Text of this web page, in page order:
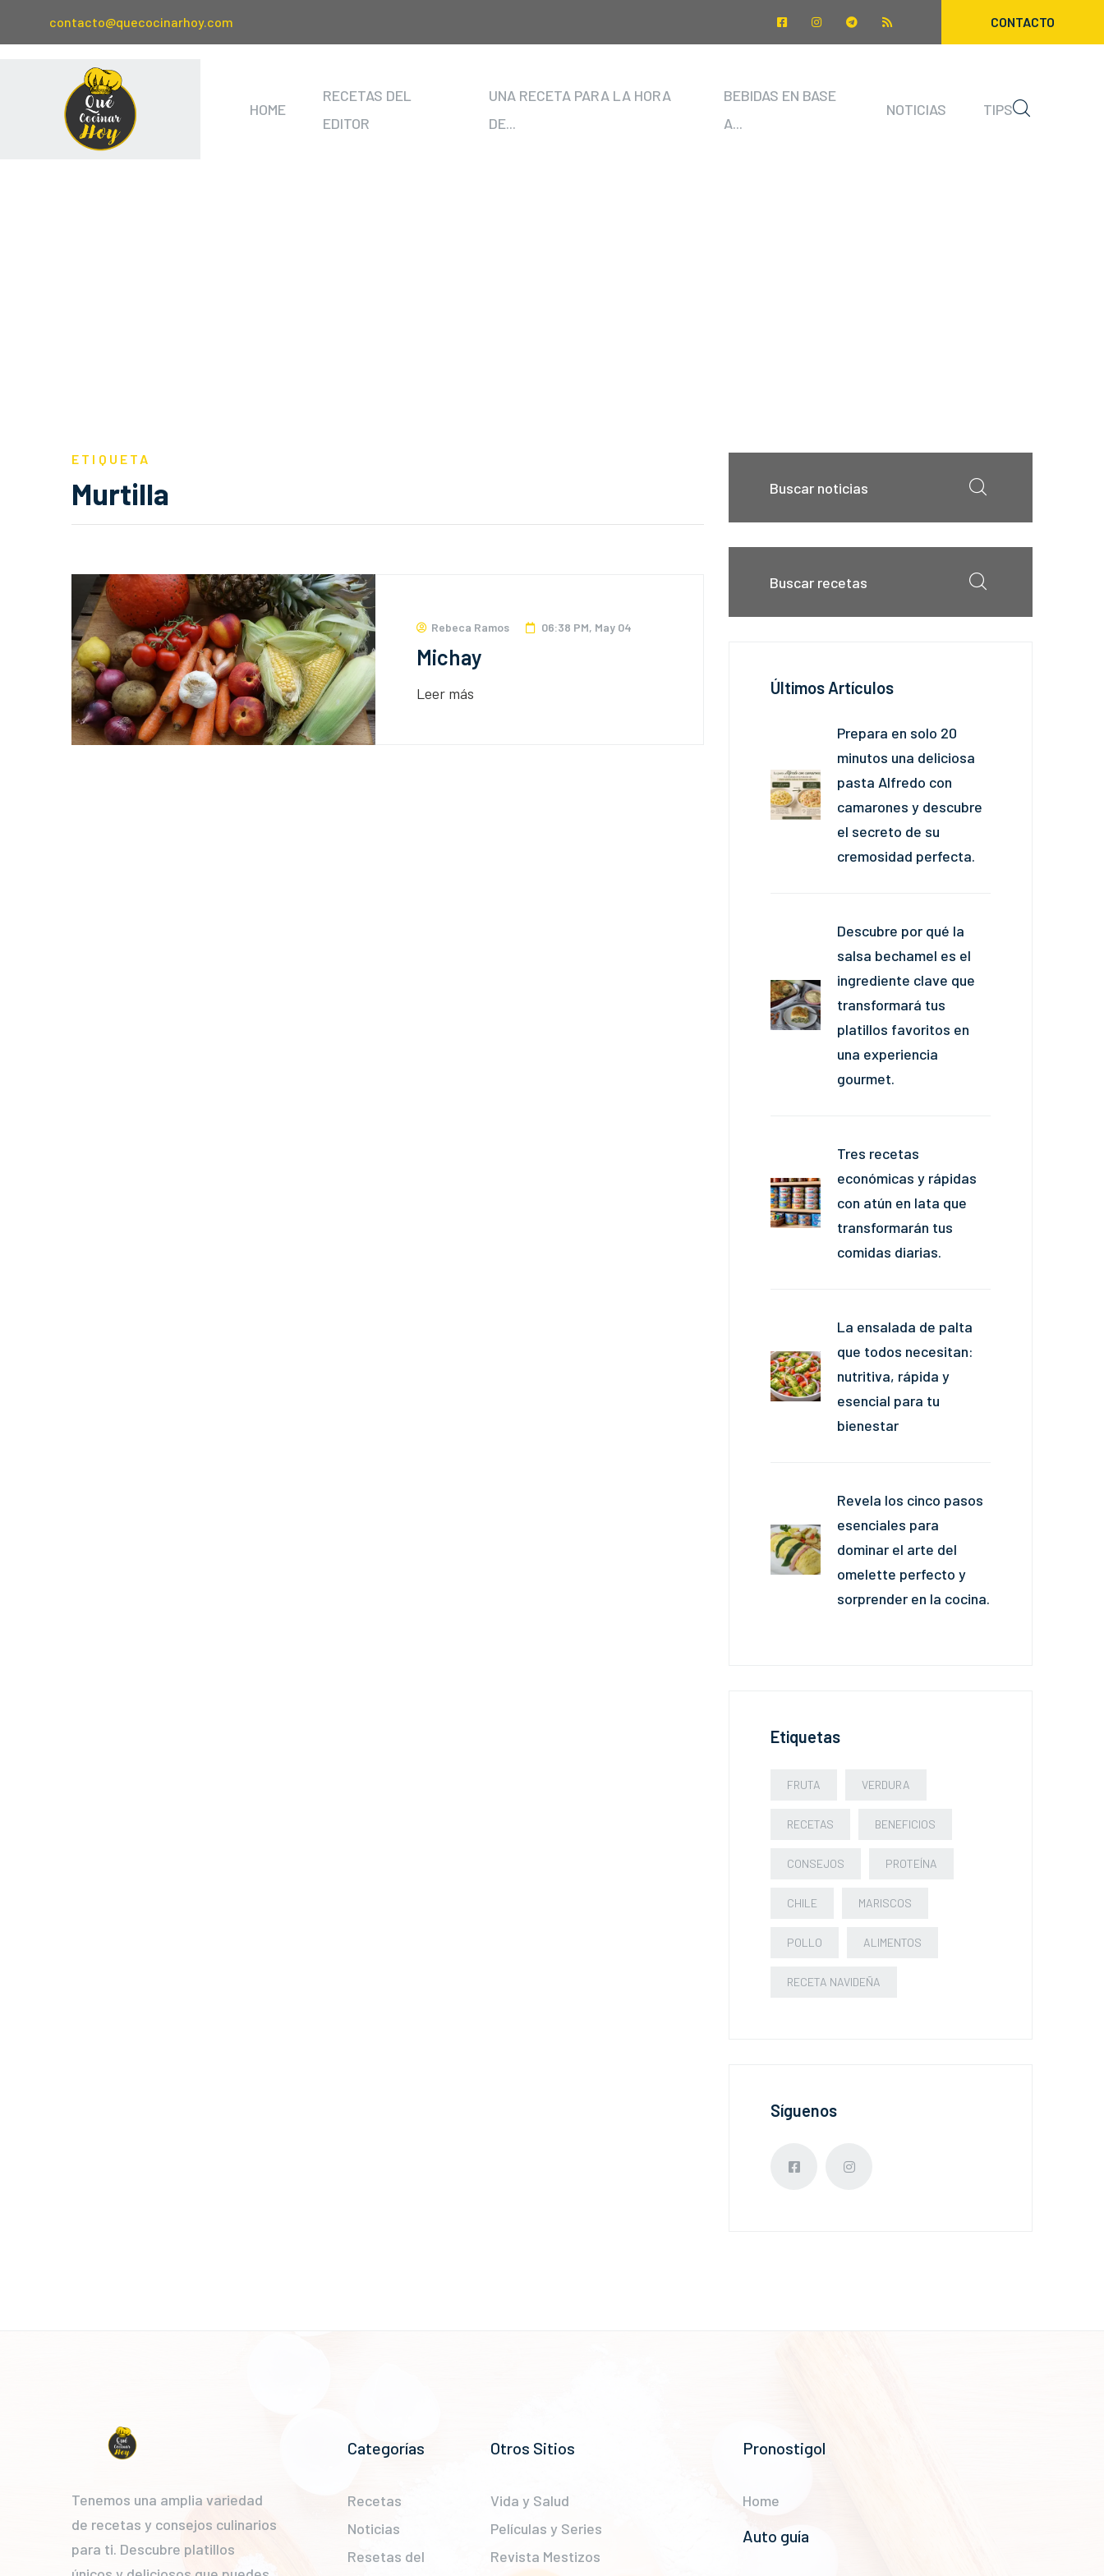
contacto@quecocinarhoy.com CONTACTO
HOME
RECETAS DEL
EDITOR
UNA RECETA PARA LA HORA
DE...
BEBIDAS EN BASE
A...
NOTICIAS TIPS
ETIQUETA
Murtilla
Rebeca Ramos 06:38 PM, May 04
Michay
Leer más Últimos Artículos
Prepara en solo 20
minutos una deliciosa
pasta Alfredo con
camarones y descubre
el secreto de su
cremosidad perfecta.
Descubre por qué la
salsa bechamel es el
ingrediente clave que
transformará tus
platillos favoritos en
una experiencia
gourmet.
Tres recetas
económicas y rápidas
con atún en lata que
transformarán tus
comidas diarias.
La ensalada de palta
que todos necesitan:
nutritiva, rápida y
esencial para tu
bienestar
Revela los cinco pasos
esenciales para
dominar el arte del
omelette perfecto y
sorprender en la cocina.
Etiquetas
FRUTA VERDURA
RECETAS BENEFICIOS
CONSEJOS PROTEÍNA
CHILE MARISCOS
POLLO ALIMENTOS
RECETA NAVIDEÑA
Síguenos
Tenemos una amplia variedad
de recetas y consejos culinarios
para ti. Descubre platillos
Categorías
Recetas
Noticias
Resetas del
Otros Sitios
Vida y Salud
Películas y Series
Revista Mestizos
Pronostigol
Home
Auto guía